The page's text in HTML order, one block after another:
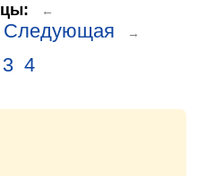
←
Следующая →
3 4